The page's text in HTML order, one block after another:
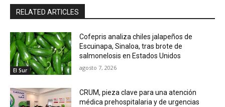
RELATED ARTICLES
El Sur
Cofepris analiza chiles jalapeños de
Escuinapa, Sinaloa, tras brote de
salmonelosis en Estados Unidos
agosto 7, 2026
CRUM, pieza clave para una atención
médica prehospitalaria y de urgencias